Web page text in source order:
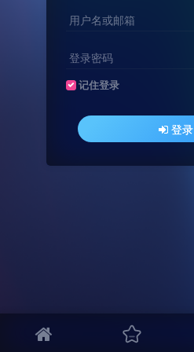
用户名或邮箱
登录密码
记住登录
登录